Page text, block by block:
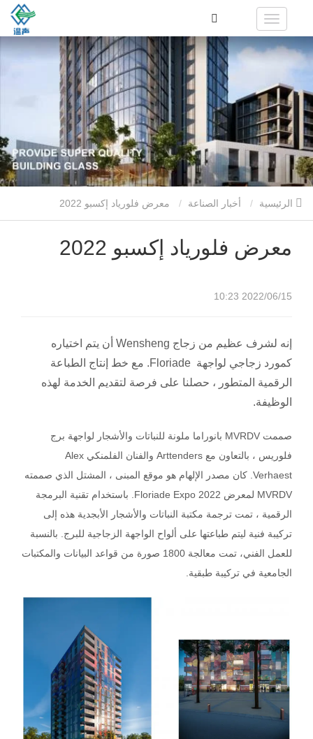
أخبار الصناعة
معرض فلورياد إكسبو 2022
2022/06/15 10:23
إنه لشرف عظيم من زجاج Wensheng أن يتم اختياره
كمورد زجاجي لواجهة Floriade. مع خط إنتاج الطباعة
الرقمية المتطور ، حصلنا على فرصة لتقديم الخدمة لهذه
الوظيفة.
صممت MVRDV بانوراما ملونة للنباتات والأشجار لواجهة برج
فلوريس ، بالتعاون مع Arttenders والفنان الفلمنكي Alex
Verhaest. كان مصدر الإلهام هو موقع المبنى ، المشتل الذي صممته
MVRDV لمعرض Floriade Expo 2022. باستخدام تقنية البرمجة
الرقمية ، تمت ترجمة مكتبة النباتات والأشجار الأبجدية هذه إلى
تركيبة فنية ليتم طباعتها على ألواح الواجهة الزجاجية للبرج. بالنسبة
للعمل الفني، تمت معالجة 1800 صورة من قواعد البيانات والمكتبات
الجامعية في تركيبة طبقية.